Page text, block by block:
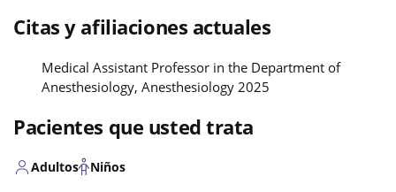
Citas y afiliaciones actuales
Medical Assistant Professor in the Department of
Anesthesiology, Anesthesiology 2025
Pacientes que usted trata
Adultos Niños